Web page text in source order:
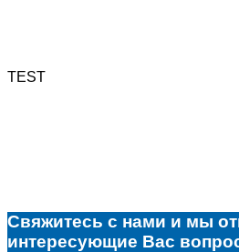
TEST
Свяжитесь с нами и мы
интересующие Вас